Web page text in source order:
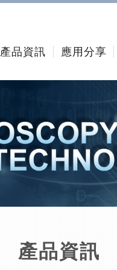
產品資訊 應用分享
產品資訊